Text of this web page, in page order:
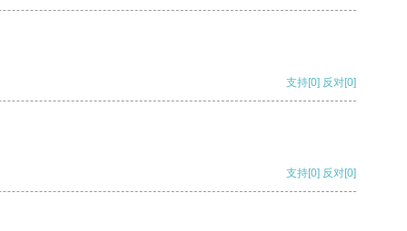
支持[0] 反对[0]
支持[0] 反对[0]